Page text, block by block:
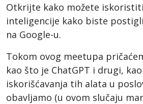
Otkrijte kako možete
inteligencije kako biste
na Google-u.
Tokom ovog meetupa
kao što je ChatGPT i drugi,
iskorišćavanja tih alata u
obavljamo (u ovom slučaju